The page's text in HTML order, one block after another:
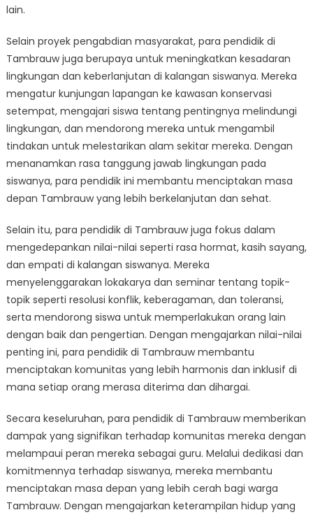
lain.
Selain proyek pengabdian masyarakat, para pendidik di
Tambrauw juga berupaya untuk meningkatkan kesadaran
lingkungan dan keberlanjutan di kalangan siswanya. Mereka
mengatur kunjungan lapangan ke kawasan konservasi
setempat, mengajari siswa tentang pentingnya melindungi
lingkungan, dan mendorong mereka untuk mengambil
tindakan untuk melestarikan alam sekitar mereka. Dengan
menanamkan rasa tanggung jawab lingkungan pada
siswanya, para pendidik ini membantu menciptakan masa
depan Tambrauw yang lebih berkelanjutan dan sehat.
Selain itu, para pendidik di Tambrauw juga fokus dalam
mengedepankan nilai-nilai seperti rasa hormat, kasih sayang,
dan empati di kalangan siswanya. Mereka
menyelenggarakan lokakarya dan seminar tentang topik-
topik seperti resolusi konflik, keberagaman, dan toleransi,
serta mendorong siswa untuk memperlakukan orang lain
dengan baik dan pengertian. Dengan mengajarkan nilai-nilai
penting ini, para pendidik di Tambrauw membantu
menciptakan komunitas yang lebih harmonis dan inklusif di
mana setiap orang merasa diterima dan dihargai.
Secara keseluruhan, para pendidik di Tambrauw memberikan
dampak yang signifikan terhadap komunitas mereka dengan
melampaui peran mereka sebagai guru. Melalui dedikasi dan
komitmennya terhadap siswanya, mereka membantu
menciptakan masa depan yang lebih cerah bagi warga
Tambrauw. Dengan mengajarkan keterampilan hidup yang